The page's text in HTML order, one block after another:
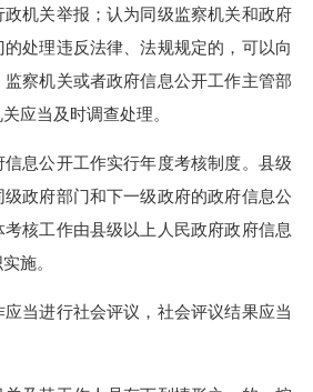
机关举报；认为同级监察机关和政府
处理违反法律、法规规定的，可以向
监察机关或者政府信息公开工作主管部
应当及时调查处理。
公开工作实行年度考核制度。县级
政府部门和下一级政府的政府信息公
核工作由县级以上人民政府政府信息
施。
进行社会评议，社会评议结果应当